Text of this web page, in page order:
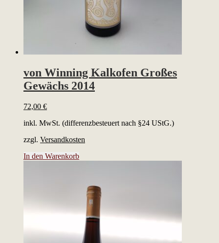
von Winning Kalkofen Großes
Gewächs 2014
72,00 €
inkl. MwSt. (differenzbesteuert nach §24 UStG.)
zzgl. Versandkosten
In den Warenkorb